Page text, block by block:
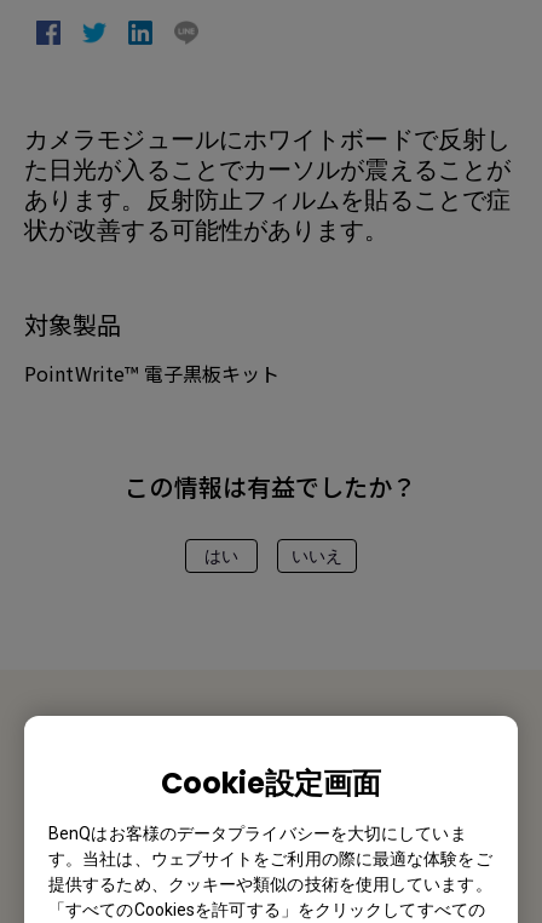
Cookie設定画面
BenQはお客様のデータプライバシーを大切にしていま
す。当社は、ウェブサイトをご利用の際に最適な体験をご
提供するため、クッキーや類似の技術を使用しています。
「すべてのCookiesを許可する」をクリックしてすべての
カメラモジュールにホワイトボードで反射し
た日光が入ることでカーソルが震えることが
あります。反射防止フィルムを貼ることで症
状が改善する可能性があります。
対象製品
PointWrite™ 電子黒板キット
この情報は有益でしたか？
はい いいえ
お問い合わせ